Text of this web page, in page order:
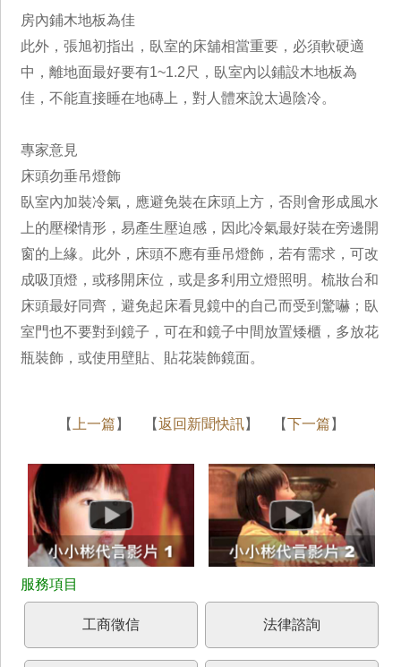
房內鋪木地板為佳
此外，張旭初指出，臥室的床舖相當重要，必須軟硬適
中，離地面最好要有1~1.2尺，臥室內以鋪設木地板為
佳，不能直接睡在地磚上，對人體來說太過陰冷。
專家意見
床頭勿垂吊燈飾
臥室內加裝冷氣，應避免裝在床頭上方，否則會形成風水
上的壓樑情形，易產生壓迫感，因此冷氣最好裝在旁邊開
窗的上緣。此外，床頭不應有垂吊燈飾，若有需求，可改
成吸頂燈，或移開床位，或是多利用立燈照明。梳妝台和
床頭最好同齊，避免起床看見鏡中的自己而受到驚嚇；臥
室門也不要對到鏡子，可在和鏡子中間放置矮櫃，多放花
瓶裝飾，或使用壁貼、貼花裝飾鏡面。
【 上一篇 】 【返回新聞快訊】 【下一篇 】
工商徵信 法律諮詢